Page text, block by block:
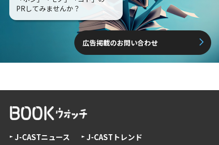
PRしてみませんか？
広告掲載のお問い合わせ
J-CASTニュース
J-CASTトレンド